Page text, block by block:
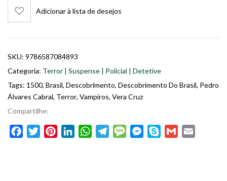
Adicionar à lista de desejos
SKU: 9786587084893
Categoria: Terror | Suspense | Policial | Detetive
Tags: 1500, Brasil, Descobrimento, Descobrimento Do Brasil, Pedro
Álvares Cabral, Terror, Vampiros, Vera Cruz
Compartilhe:
FacebookTwitterPinterestLinkedInWhatsAppTelegramMessageMessenger
Skype Gmail